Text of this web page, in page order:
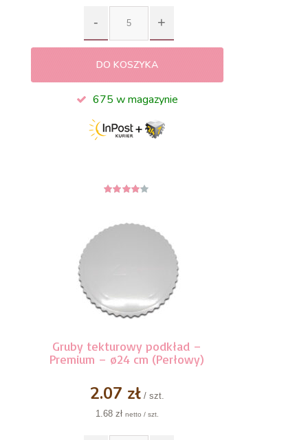
DO KOSZYKA
675 w magazynie
Gruby tekturowy podkład –
Premium – ø24 cm (Perłowy)
2.07 zł/ szt.
1.68 zł netto / szt.